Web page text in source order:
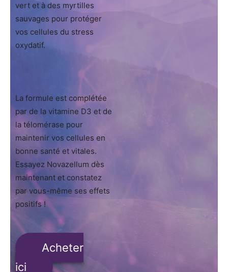
vert et à des myrtilles
sauvages pour protéger
vos cellules du stress
oxydatif.
La formule est complétée
par de la vitamine D3 et de
la télomérase pour
maintenir vos cellules en
bonne santé et vitales.
Essayez Novazellum dès
maintenant et constatez
par vous-même ses effets
positifs !
Acheter
ici